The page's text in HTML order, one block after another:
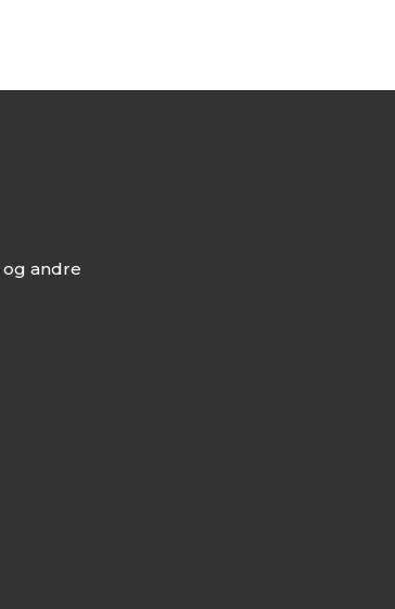
andre